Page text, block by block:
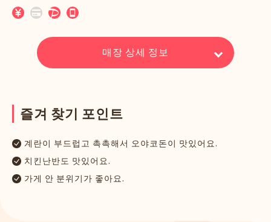
매장 상세 정보
즐겨 찾기 포인트
계란이 부드럽고 촉촉해서 오야코돈이 맛있어요.
치킨난반도 맛있어요.
가게 안 분위기가 좋아요.